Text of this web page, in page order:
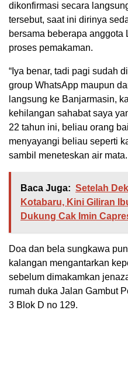
dikonfirmasi secara
tersebut, saat ini dirinya
bersama beberapa
proses pemakaman.
“Iya benar, tadi pagi sudah
group WhatsApp maupun
langsung ke Banjarmasin,
kehilangan sahabat saya
22 tahun ini, beliau orang
menyayangi beliau seperti
sambil meneteskan air mata.
Baca Juga: Setelah
Kotabaru, Kini Giliran
Dukung Cak Imin
Doa dan bela sungkawa
kalangan mengantarkan
sebelum dimakamkan
rumah duka Jalan Gambut
3 Blok D no 129.